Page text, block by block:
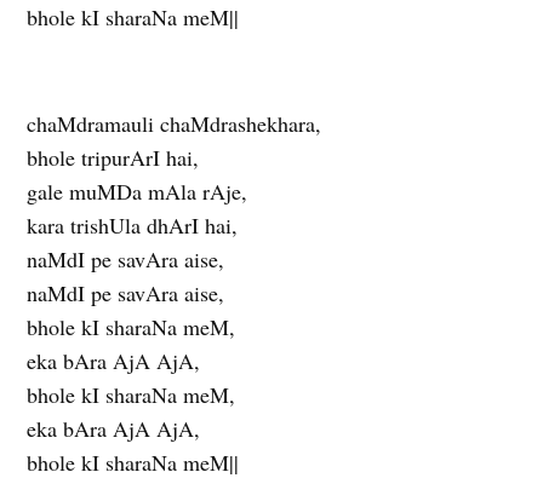
bhole kI sharaNa meM||
chaMdramauli chaMdrashekhara,
bhole tripurArI hai,
gale muMDa mAla rAje,
kara trishUla dhArI hai,
naMdI pe savAra aise,
naMdI pe savAra aise,
bhole kI sharaNa meM,
eka bAra AjA AjA,
bhole kI sharaNa meM,
eka bAra AjA AjA,
bhole kI sharaNa meM||